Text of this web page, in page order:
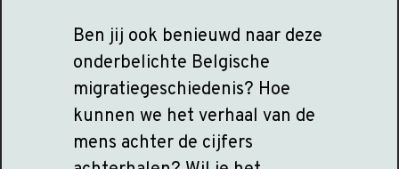
Ben jij ook benieuwd naar deze
onderbelichte Belgische
migratiegeschiedenis? Hoe
kunnen we het verhaal van de
mens achter de cijfers